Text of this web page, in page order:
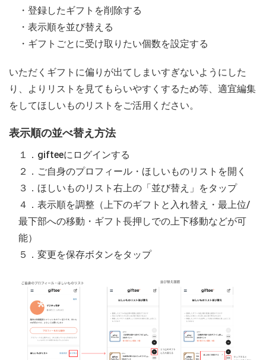
・登録したギフトを削除する
・表示順を並び替える
・ギフトごとに受け取りたい個数を設定する
いただくギフトに偏りが出てしまいすぎないようにした
り、よりリストを見てもらいやすくするため等、適宜編集
をしてほしいものリストをご活用ください。
表示順の並べ替え方法
１．gifteeにログインする
２．ご自身のプロフィール・ほしいものリストを開く
３．ほしいものリスト右上の「並び替え」をタップ
４．表示順を調整（上下のギフトと入れ替え・最上位/
最下部への移動・ギフト長押しでの上下移動などが可
能）
５．変更を保存ボタンをタップ